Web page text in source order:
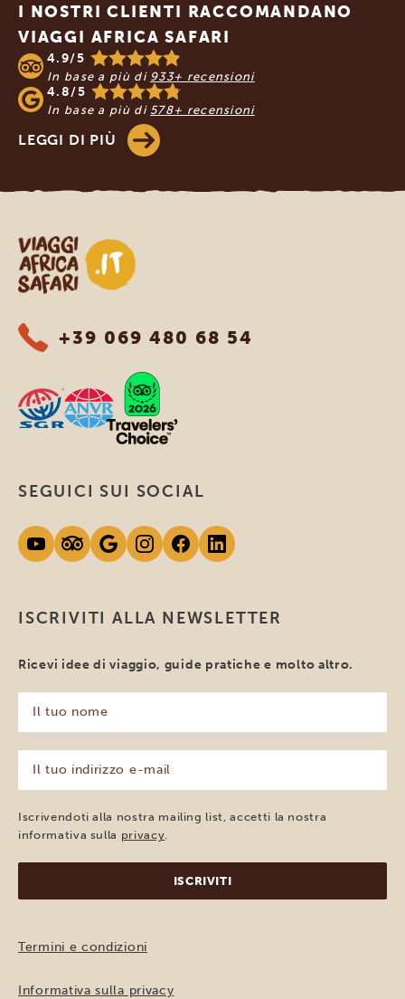
I NOSTRI CLIENTI RACCOMANDANO
VIAGGI AFRICA SAFARI
4.9/5
In base a più di 933+ recensioni
4.8/5
In base a più di 578+ recensioni
LEGGI DI PIÙ
Viaggi Africa Safari
+39 069 480 68 54
ISCRIVITI ALLA NEWSLETTER
Ricevi idee di viaggio, guide pratiche e molto altro.
tuo
nome
(Obbligatorio)
tuo
indirizzo
e-
mail
Iscrivendoti alla nostra mailing list, accetti la nostra
informativa sulla privacy
SEGUICI SUI SOCIAL
Termini e condizioni
Informativa sulla privacy